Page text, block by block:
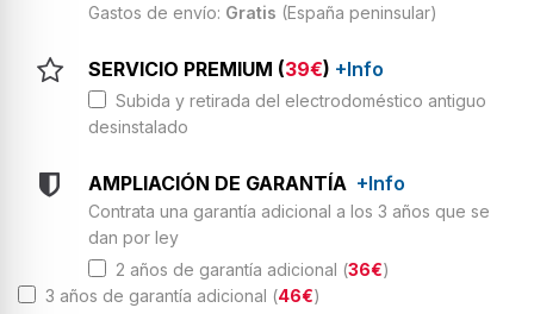
Gastos de envío: Gratis (España peninsular)
SERVICIO PREMIUM (39€) +Info
Subida y retirada del electrodoméstico antiguo
desinstalado
AMPLIACIÓN DE GARANTÍA +Info
Contrata una garantía adicional a los 3 años que se
dan por ley
2 años de garantía adicional (36€)
3 años de garantía adicional (46€)